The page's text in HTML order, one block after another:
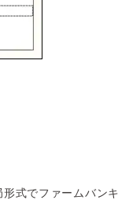
式でファームバン